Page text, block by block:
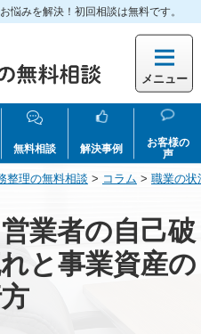
悩みを解決！初回相談は無料です。
メニュー
無料相談 解決事例
お客様の
声
整理の無料相談 > コラム > 職業の状
業者の自己破
と事業資産の